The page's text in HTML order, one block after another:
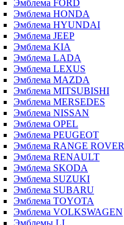
Эмблема FORD
Эмблема HONDA
Эмблема HYUNDAI
Эмблема JEEP
Эмблема KIA
Эмблема LADA
Эмблема LEXUS
Эмблема MAZDA
Эмблема MITSUBISHI
Эмблема MERSEDES
Эмблема NISSAN
Эмблема OPEL
Эмблема PEUGEOT
Эмблема RANGE ROVER
Эмблема RENAULT
Эмблема SKODA
Эмблема SUZUKI
Эмблема SUBARU
Эмблема TOYOTA
Эмблема VOLKSWAGEN